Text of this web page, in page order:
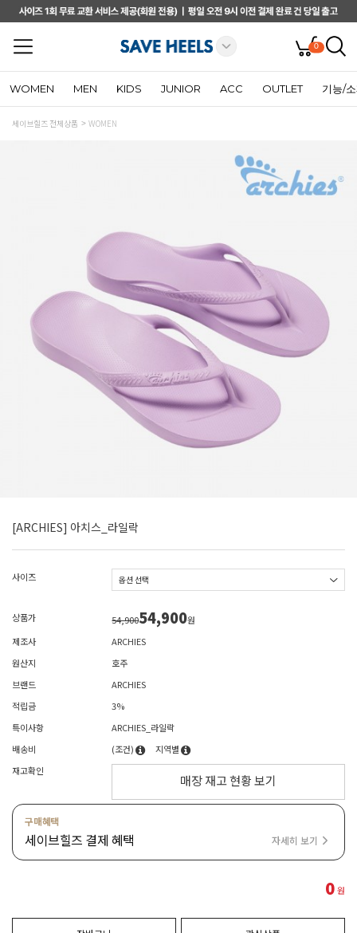
0
WOMEN MEN KIDS JUNIOR ACC OUTLET 기능/
세이브힐즈 전체상품 WOMEN
[ARCHIES] 아치스_라일락
사이즈
상품가 54,90054,900원
제조사
ARCHIES
원산지
호주
브랜드
ARCHIES
적립금
3%
특이사항
ARCHIES_라일락
배송비
(조건)
지역별
재고확인
매장 재고 현황 보기
구매혜택
세이브힐즈 결제 혜택 자세히 보기
0원